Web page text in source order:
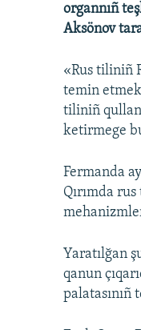
organnıñ
Aksönov
«Rus tiliniñ
temin
tiliniñ
ketirmege
Fermanda
Qırımda
Yaratılğan
qanun